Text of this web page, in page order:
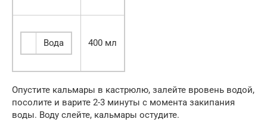
Вода 400 мл
Опустите кальмары в кастрюлю, залейте вровень водой,
посолите и варите 2-3 минуты с момента закипания
воды. Воду слейте, кальмары остудите.